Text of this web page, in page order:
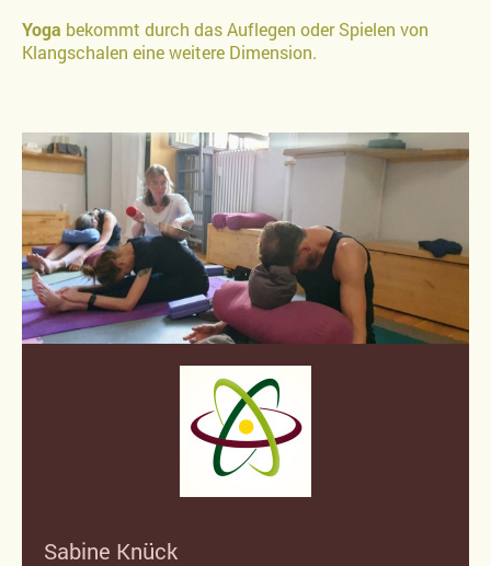
Yoga bekommt durch das Auflegen oder Spielen von
Klangschalen eine weitere Dimension.
Sabine Knück